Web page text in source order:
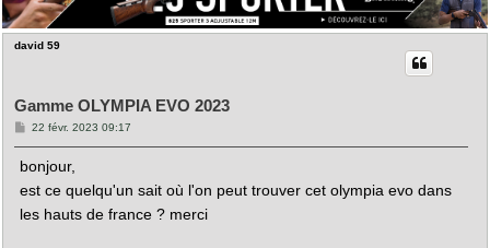
david 59
Gamme OLYMPIA EVO 2023
M
s
g
22 févr. 2023 09:17
bonjour,
est ce quelqu'un sait où l'on peut trouver cet olympia evo dans
les hauts de france ? merci